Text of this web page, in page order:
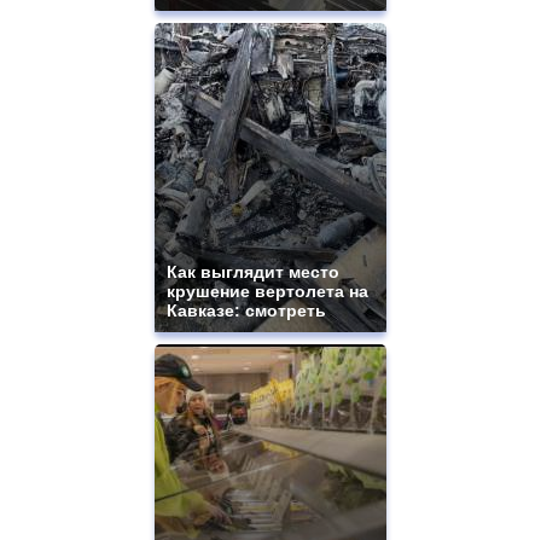
Как выглядит место
крушение вертолета на
Кавказе: смотреть